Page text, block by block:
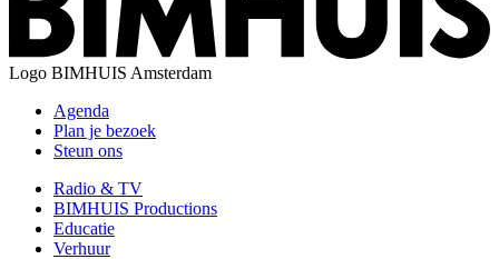
Logo BIMHUIS Amsterdam
Agenda
Plan je bezoek
Steun ons
Radio & TV
BIMHUIS Productions
Educatie
Verhuur